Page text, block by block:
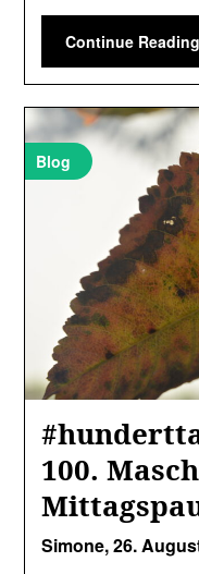
Continue Reading
Blog
100.
Simone,26.